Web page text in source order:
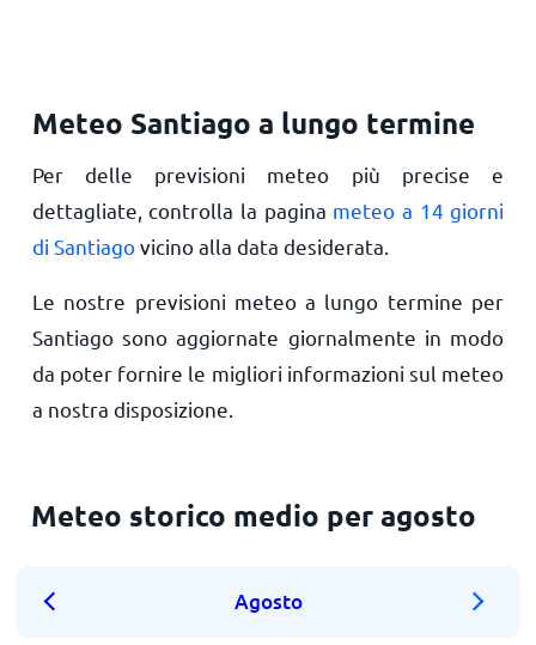
Meteo Santiago a lungo termine
Per delle previsioni meteo più precise e
dettagliate, controlla la pagina meteo a 14 giorni
di Santiagovicino alla data desiderata.
Le nostre previsioni meteo a lungo termine per
Santiago sono aggiornate giornalmente in modo
da poter fornire le migliori informazioni sul meteo
a nostra disposizione.
Meteo storico medio per agosto
Agosto